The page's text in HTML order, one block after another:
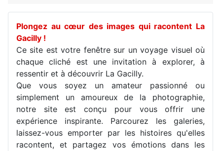
Plongez au cœur des images qui racontent La
Gacilly !
Ce site est votre fenêtre sur un voyage visuel où
chaque cliché est une invitation à explorer, à
ressentir et à découvrir La Gacilly.
Que vous soyez un amateur passionné ou
simplement un amoureux de la photographie,
notre site est conçu pour vous offrir une
expérience inspirante. Parcourez les galeries,
laissez-vous emporter par les histoires qu'elles
racontent, et partagez vos émotions dans les